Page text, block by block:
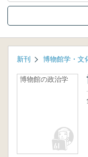
新刊 博物館学・文
博物館の政治学